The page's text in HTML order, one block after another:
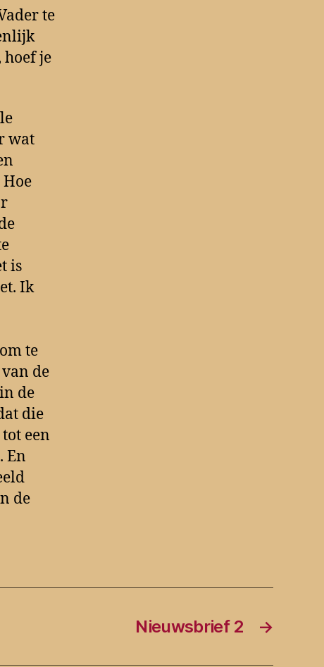
te
hoef je
wat
is
Ik
te
de
de
die
een
En
de
→
Nieuwsbrief 2